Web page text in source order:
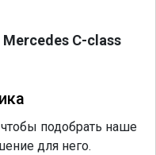
C-class
подобрать наше
для него.